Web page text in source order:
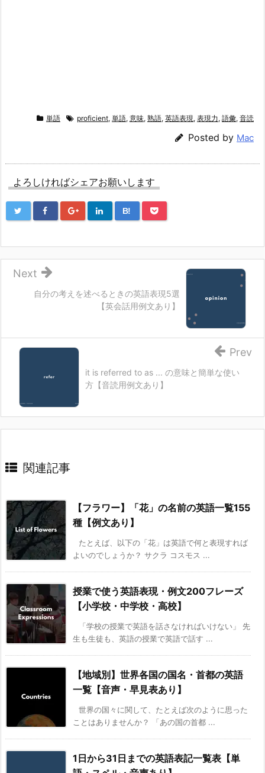
単語 proficient, 単語, 意味, 熟語, 英語表現, 表現力, 語彙, 音読
Posted by Mac
よろしければシェアお願いします
B!
自分の考えを述べるときの英語表現5選
【英会話用例文あり】
Next
it is referred to as ... の意味と簡単な使い
方【音読用例文あり】
Prev
関連記事
【フラワー】「花」の名前の英語一覧155
種【例文あり】
たとえば、以下の「花」は英語で何と表現すれば
よいのでしょうか？ サクラ コスモス ...
授業で使う英語表現・例文200フレーズ
【小学校・中学校・高校】
「学校の授業で英語を話さなければいけない」 先
生も生徒も、英語の授業で英語で話す ...
【地域別】世界各国の国名・首都の英語
一覧【音声・早見表あり】
世界の国々に関して、たとえば次のように思った
ことはありませんか？ 「あの国の首都 ...
1日から31日までの英語表記一覧表【単